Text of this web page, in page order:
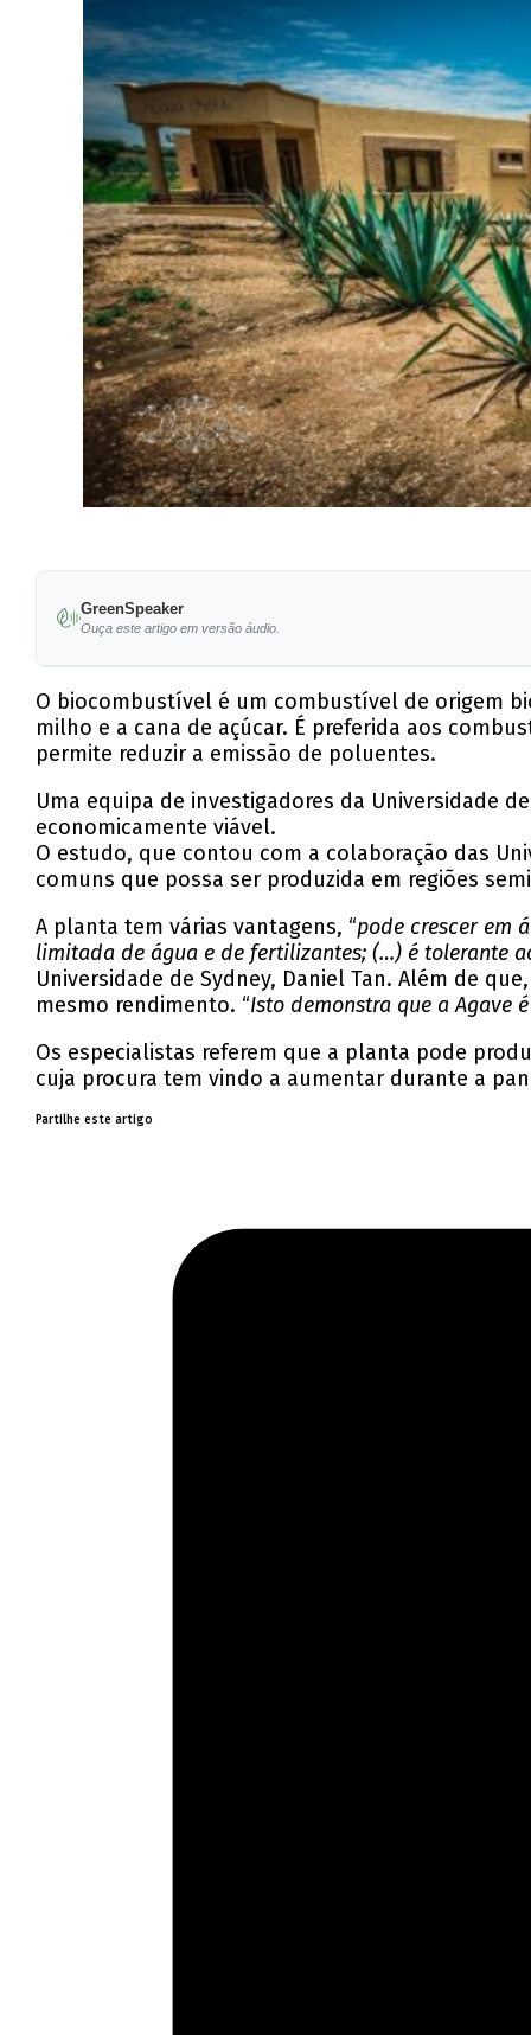
GreenSpeaker
Ouça este artigo em versão áudio.
O biocombustível é um combustível de origem
milho e a cana de açúcar. É preferida aos
permite reduzir a emissão de poluentes.
Uma equipa de investigadores da Universidade
economicamente viável.
O estudo, que contou com a colaboração das
comuns que possa ser produzida em regiões
A planta tem várias vantagens, “pode crescer em
limitada de água e de fertilizantes; (…) é tolerante
Universidade de Sydney, Daniel Tan. Além de
mesmo rendimento. “Isto demonstra que a Agave
Os especialistas referem que a planta pode
cuja procura tem vindo a aumentar durante a
Partilhe este artigo